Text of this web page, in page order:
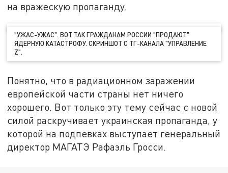
на вражескую пропаганду.
"УЖАС-УЖАС". ВОТ ТАК ГРАЖДАНАМ РОССИИ "ПРОДАЮТ"
ЯДЕРНУЮ КАТАСТРОФУ. СКРИНШОТ С ТГ-КАНАЛА "УПРАВЛЕНИЕ
Z".
Понятно, что в радиационном заражении
европейской части страны нет ничего
хорошего. Вот только эту тему сейчас с новой
силой раскручивает украинская пропаганда, у
которой на подпевках выступает генеральный
директор МАГАТЭ Рафаэль Гросси.